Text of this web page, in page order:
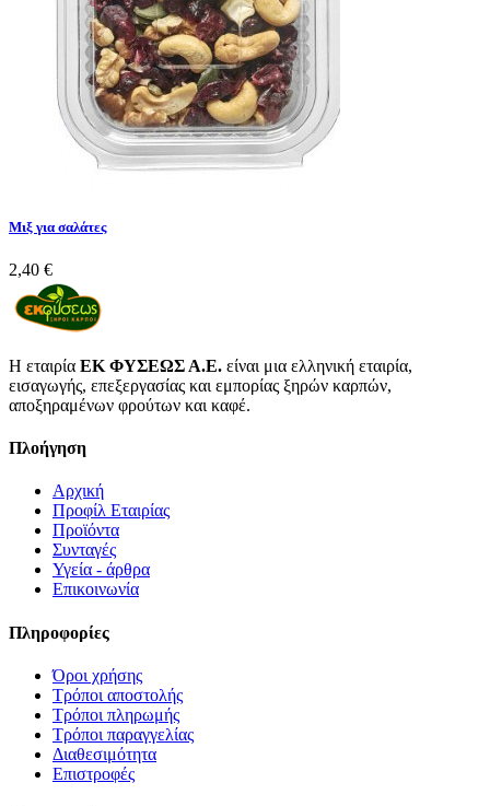
Mιξ για σαλάτες
2,40 €
Η εταιρία ΕΚ ΦΥΣΕΩΣ Α.Ε. είναι μια ελληνική εταιρία,
εισαγωγής, επεξεργασίας και εμπορίας ξηρών καρπών,
αποξηραμένων φρούτων και καφέ.
Πλοήγηση
Αρχική
Προφίλ Εταιρίας
Προϊόντα
Συνταγές
Υγεία - άρθρα
Επικοινωνία
Πληροφορίες
Όροι χρήσης
Τρόποι αποστολής
Τρόποι πληρωμής
Τρόποι παραγγελίας
Διαθεσιμότητα
Επιστροφές